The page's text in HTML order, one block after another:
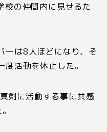
校の仲間内に見せるた
ーは8人ほどになり、そ
活動を休止した。
剣に活動する事に共感